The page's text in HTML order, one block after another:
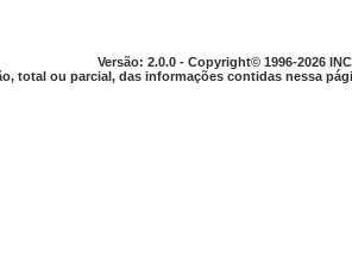
Versão: 2.0.0 - Copyright© 1996-2026
total ou parcial, das informações contidas nessa